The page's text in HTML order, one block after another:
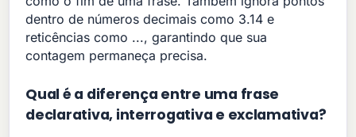
dentro de números decimais como 3.14 e
reticências como ..., garantindo que sua
contagem permaneça precisa.
Qual é a diferença entre uma frase
declarativa, interrogativa e exclamativa?